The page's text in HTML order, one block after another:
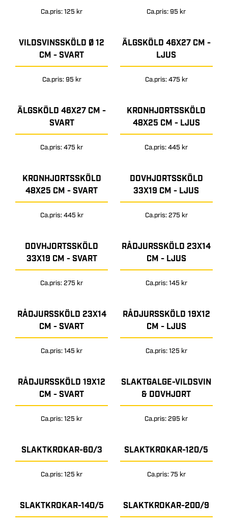
Ca.pris: 125 kr Ca.pris: 95 kr
VILDSVINSSKÖLD Ø 12
CM - SVART
Ca.pris: 95 kr
ÄLGSKÖLD 46X27 CM -
LJUS
Ca.pris: 475 kr
ÄLGSKÖLD 46X27 CM -
SVART
Ca.pris: 475 kr
KRONHJORTSSKÖLD
48X25 CM - LJUS
Ca.pris: 445 kr
KRONHJORTSSKÖLD
48X25 CM - SVART
Ca.pris: 445 kr
DOVHJORTSSKÖLD
33X19 CM - LJUS
Ca.pris: 275 kr
DOVHJORTSSKÖLD
33X19 CM - SVART
Ca.pris: 275 kr
RÅDJURSSKÖLD 23X14
CM - LJUS
Ca.pris: 145 kr
RÅDJURSSKÖLD 23X14
CM - SVART
Ca.pris: 145 kr
RÅDJURSSKÖLD 19X12
CM - LJUS
Ca.pris: 125 kr
RÅDJURSSKÖLD 19X12
CM - SVART
Ca.pris: 125 kr
SLAKTGALGE-VILDSVIN
& DOVHJORT
Ca.pris: 295 kr
SLAKTKROKAR-60/3
Ca.pris: 125 kr
SLAKTKROKAR-120/5
Ca.pris: 75 kr
SLAKTKROKAR-140/5 SLAKTKROKAR-200/9